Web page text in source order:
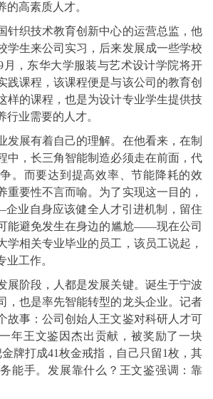
的高素质人才。
织技术教育创新中心的运营总监，他
学生来公司实习，后来发展成一些学校
月，东华大学服装与艺术设计学院将开
践课程，该课程便是与该公司的教育创
样的课程，也是为设计专业学生提供技
行业需要的人才。
展有着自己的理解。在他看来，在制
中，长三角智能制造必须走在前面，代
。而要达到提高效率、节能降耗的效
重要性不言而喻。为了实现这一目的，
业自身应该健全人才引进机制，留住
能避免发生在身边的尴尬——现在公司
学相关专业毕业的员工，该员工说起，
业工作。
阶段，人都是发展关键。诞生于宁波
，也是率先智能转型的龙头企业。记者
故事：公司创始人王文鉴对科研人才可
年王文鉴因杰出贡献，被奖励了一块
牌打成41枚金戒指，自己只留1枚，其
能手。发展靠什么？王文鉴强调：靠